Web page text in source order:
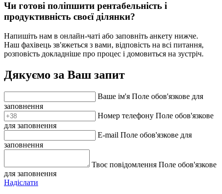
Чи готові поліпшити рентабельність і
продуктивність своєї ділянки?
Напишіть нам в онлайн-чаті або заповніть анкету нижче.
Наш фахівець зв'яжеться з вами, відповість на всі питання,
розповість докладніше про процес і домовиться на зустріч.
Дякуємо за Ваш запит
Ваше iм'я Поле обов'язкове для
заповнення
Номер телефону Поле обов'язкове
для заповнення
E-mail Поле обов'язкове для
заповнення
Твоє повідомлення Поле обов'язкове
для заповнення
Надiслати